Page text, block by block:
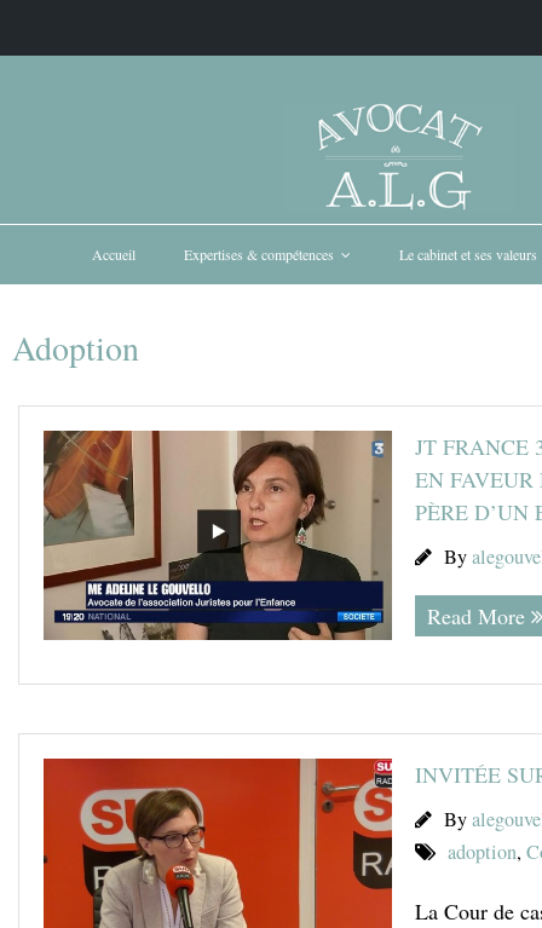
Accueil Expertises & compétences Le cabinet et ses valeurs
Adoption
JT FRANCE
EN FAVEUR
PÈRE D’UN
By
Read More
INVITÉE
By
adoption,
La Cour de